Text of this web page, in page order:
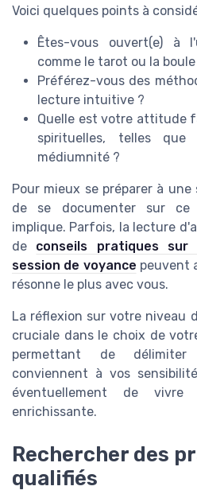
Voici quelques points à
Êtes-vous ouvert(e) à
comme le tarot ou la
Préférez-vous des
lecture intuitive ?
Quelle est votre attitude
spirituelles, telles
médiumnité ?
Pour mieux se préparer à
de se documenter sur ce
implique. Parfois, la lecture
de conseils pratiques
session de voyance peuvent
résonne le plus avec vous.
La réflexion sur votre niveau
cruciale dans le choix de
permettant de
conviennent à vos
éventuellement de vivre
enrichissante.
Rechercher des
qualifiés